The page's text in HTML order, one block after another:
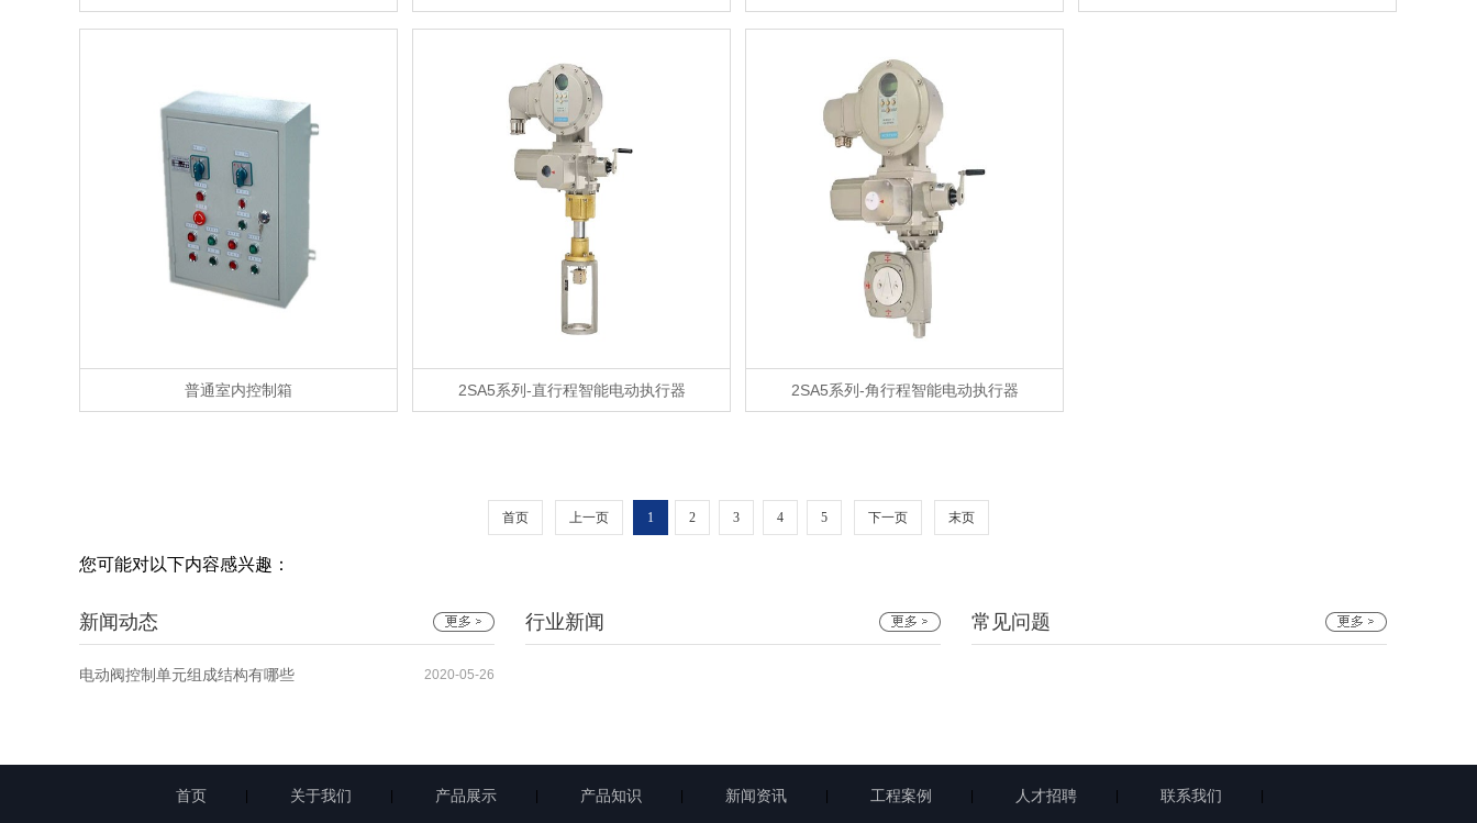
普通室内控制箱 2SA5系列-直行程智能电动执行器 2SA5系列-角行程智能电动执行器
首页 上一页 1 2 3 4 5 下一页 末页
您可能对以下内容感兴趣：
新闻动态
电动阀控制单元组成结构有哪些 2020-05-26
行业新闻 常见问题
首页 关于我们 产品展示 产品知识 新闻资讯 工程案例 人才招聘 联系我们